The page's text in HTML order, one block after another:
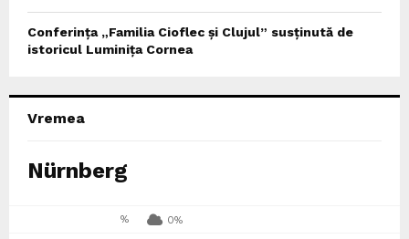
Conferința „Familia Cioflec și Clujul” susținută de
istoricul Luminița Cornea
Vremea
Nürnberg
% 0%